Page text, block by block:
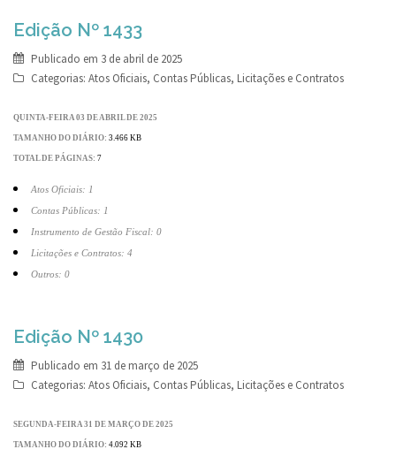
Edição Nº 1433
Publicado em 3 de abril de 2025
Categorias: Atos Oficiais, Contas Públicas, Licitações e Contratos
QUINTA-FEIRA 03 DE ABRIL DE 2025
TAMANHO DO DIÁRIO: 3.466 KB
TOTAL DE PÁGINAS: 7
Atos Oficiais: 1
Contas Públicas: 1
Instrumento de Gestão Fiscal: 0
Licitações e Contratos: 4
Outros: 0
Edição Nº 1430
Publicado em 31 de março de 2025
Categorias: Atos Oficiais, Contas Públicas, Licitações e Contratos
SEGUNDA-FEIRA 31 DE MARÇO DE 2025
TAMANHO DO DIÁRIO: 4.092 KB